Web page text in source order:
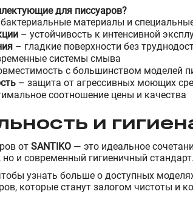
для писсуаров?
материалы и
– устойчивость к интенсивной
– гладкие поверхности без
системы смыва
с большинством моделей
– защита от агрессивных моющих
соотношение цены и качества
и
от SANTIKO — это идеальное
и современный гигиеничный стандарт.
узнать больше о доступных
которые станут залогом чистоты и